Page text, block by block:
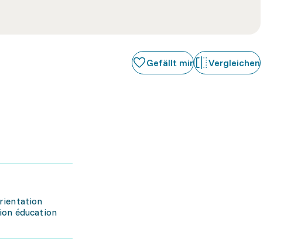
Gefällt mir Vergleichen
éducation